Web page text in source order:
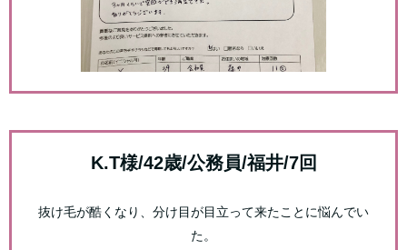
K.T様/42歳/公務員/福井/7回
抜け毛が酷くなり、分け目が目立って来たことに悩んでい
た。